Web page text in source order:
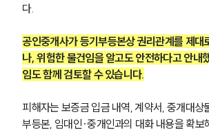
다.
공인중개사가 등기부등본상 권리관계를 제대
나, 위험한 물건임을 알고도 안전하다고 안내
임도 함께 검토할 수 있습니다.
피해자는 보증금 입금 내역, 계약서, 중개대상
부등본, 임대인·중개인과의 대화 내용을 확보